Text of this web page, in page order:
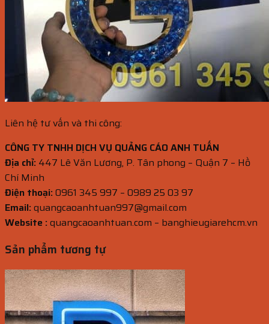
Liên hệ tư vấn và thi công:
CÔNG TY TNHH DỊCH VỤ QUẢNG CÁO ANH TUẤN
Địa chỉ: 447 Lê Văn Lương, P. Tân phong – Quận 7 – Hồ
Chí Minh
Điện thoại:0961 345 997 – 0989 25 03 97
Email:quangcaoanhtuan997@gmail.com
Website :quangcaoanhtuan.com – banghieugiarehcm.vn
Sản phẩm tương tự